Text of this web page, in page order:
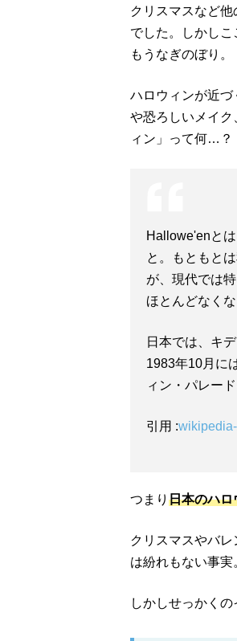
クリスマスなど
でした。しかし
もうなぎのぼり。
ハロウィンが近
や恐ろしいメイ
ィン」って何…？
Hallowe'enと
と。もともと
が、現代では
ほとんどなくな
日本では、キ
1983年10月に
ィン・パレー
引用 :
つまり 日本のハロ
クリスマスやバ
は紛れもない事実
しかしせっかく